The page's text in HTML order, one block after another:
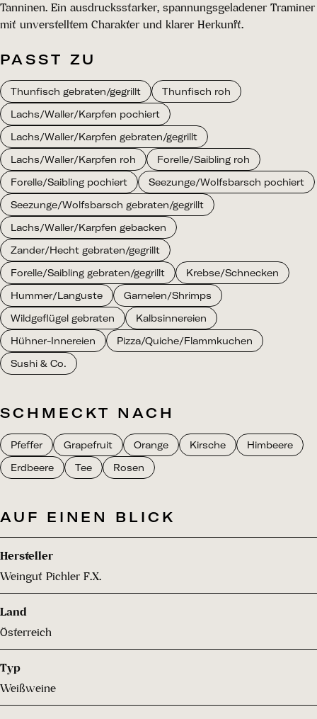
Tanninen. Ein ausdrucksstarker, spannungsgeladener Traminer
mit unverstelltem Charakter und klarer Herkunft.
PASST ZU
Thunfisch gebraten/gegrillt
Thunfisch roh
Lachs/Waller/Karpfen pochiert
Lachs/Waller/Karpfen gebraten/gegrillt
Lachs/Waller/Karpfen roh
Forelle/Saibling roh
Forelle/Saibling pochiert
Seezunge/Wolfsbarsch pochiert
Seezunge/Wolfsbarsch gebraten/gegrillt
Lachs/Waller/Karpfen gebacken
Zander/Hecht gebraten/gegrillt
Forelle/Saibling gebraten/gegrillt
Krebse/Schnecken
Hummer/Languste
Garnelen/Shrimps
Wildgeflügel gebraten
Kalbsinnereien
Hühner-Innereien
Pizza/Quiche/Flammkuchen
Sushi & Co.
SCHMECKT NACH
Pfeffer Grapefruit Orange Kirsche
Himbeere
Erdbeere
Tee Rosen
AUF EINEN BLICK
Hersteller
Weingut Pichler F.X.
Land
Österreich
Typ
Weißweine